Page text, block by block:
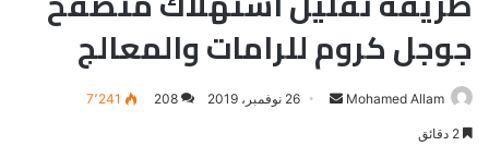
جوجل كروم للرامات والمعالج
Mohamed Allam
أرسل 26 نوفمبر، 2019 208 7٬241